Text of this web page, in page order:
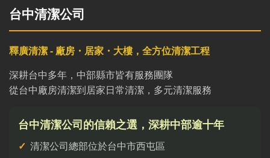
台中清潔公司
釋廣清潔 - 廠房・居家・大樓，全方位清潔工程
深耕台中多年，中部縣市皆有服務團隊
從台中廠房清潔到居家日常清潔，多元清潔服務
台中清潔公司的信賴之選，深耕中部逾十年
清潔公司總部位於台中市西屯區